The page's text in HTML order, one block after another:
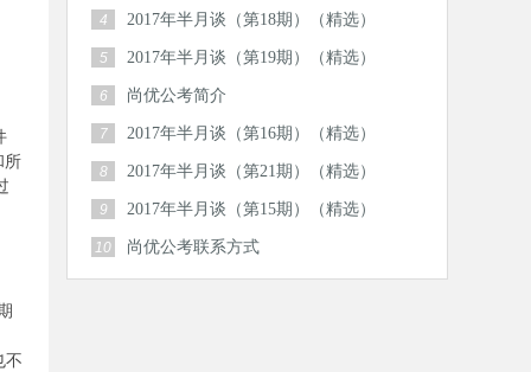
所
不
4 2017年半月谈（第18期）（精选）
5 2017年半月谈（第19期）（精选）
6 尚优公考简介
7 2017年半月谈（第16期）（精选）
8 2017年半月谈（第21期）（精选）
9 2017年半月谈（第15期）（精选）
10 尚优公考联系方式